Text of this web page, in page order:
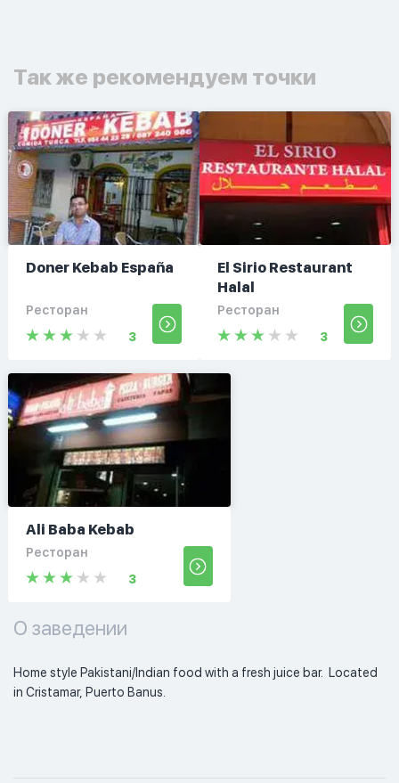
Так же рекомендуем точки
Doner Kebab España
Ресторан
3
El Sirio Restaurant
Halal
Ресторан
3
Ali Baba Kebab
Ресторан
3
О заведении
Home style Pakistani/Indian food with a fresh juice bar.  Located
in Cristamar, Puerto Banus.